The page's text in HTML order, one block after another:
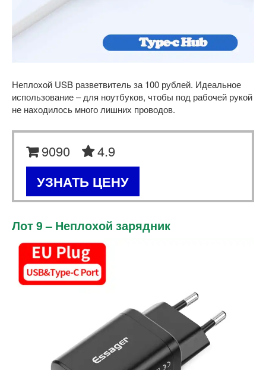
Неплохой USB разветвитель за 100 рублей. Идеальное
использование – для ноутбуков, чтобы под рабочей рукой
не находилось много лишних проводов.
9090 4.9
УЗНАТЬ ЦЕНУ
Лот 9 – Неплохой зарядник